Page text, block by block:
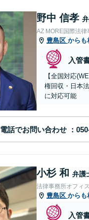
野中 信孝
AZ MORE国際法律
豊島区 からも
入管
【全国対応
権回収・日本
に対応可能
電話でお問い合わせ
小杉 和 弁護
法律事務所オフィ
豊島区 からも
入管